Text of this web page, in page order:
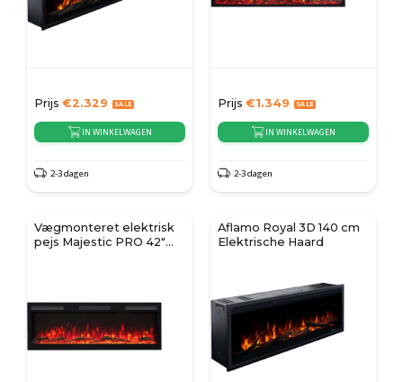
Prijs €2.329
IN WINKELWAGEN
2-3 dagen
Prijs €1.349
IN WINKELWAGEN
2-3 dagen
Vægmonteret elektrisk
pejs Majestic PRO 42"
Aflamo Royal 3D 140 cm
Elektrische Haard